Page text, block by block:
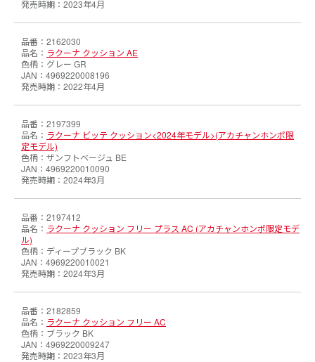
2023年4月
2162030
ラクーナ クッション AE
グレー GR
4969220008196
2022年4月
2197399
ラクーナ ビッテ クッション<2024年モデル>(アカチャンホンポ限
定モデル)
ザンフトベージュ BE
4969220010090
2024年3月
2197412
ラクーナ クッション フリー プラス AC (アカチャンホンポ限定モデ
ル)
ディープブラック BK
4969220010021
2024年3月
2182859
ラクーナ クッション フリー AC
ブラック BK
4969220009247
2023年3月